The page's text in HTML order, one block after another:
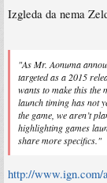
Izgleda da nema
"As Mr. Aonuma
targeted as a 2015
wants to make this the
launch timing has not
the game, we aren’t
highlighting games
share more specifics."
http://www.ign.com/